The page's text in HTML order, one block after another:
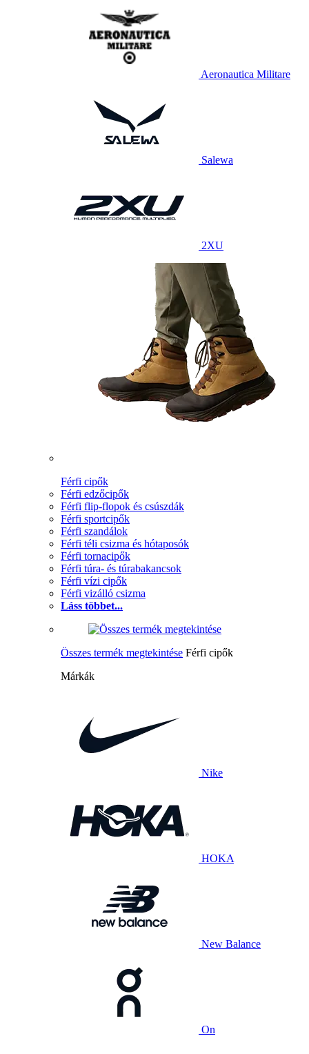
Aeronautica Militare
Salewa
2XU
Férfi cipők
Férfi edzőcipők
Férfi flip-flopok és csúszdák
Férfi sportcipők
Férfi szandálok
Férfi téli csizma és hótaposók
Férfi tornacipők
Férfi túra- és túrabakancsok
Férfi vízi cipők
Férfi vizálló csizma
Láss többet...
Összes termék megtekintése Férfi cipők
Márkák
Nike
HOKA
New Balance
On